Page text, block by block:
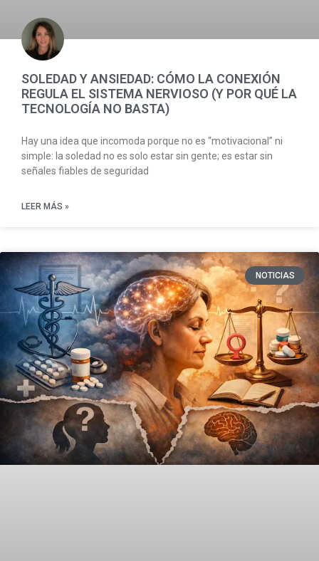
SOLEDAD Y ANSIEDAD: CÓMO LA CONEXIÓN
REGULA EL SISTEMA NERVIOSO (Y POR QUÉ LA
TECNOLOGÍA NO BASTA)
Hay una idea que incomoda porque no es “motivacional” ni
simple: la soledad no es solo estar sin gente; es estar sin
señales fiables de seguridad
LEER MÁS »
NOTICIAS